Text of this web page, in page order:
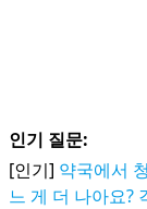
인기 질문:
[인기] 약국에서
느 게 더 나아요?